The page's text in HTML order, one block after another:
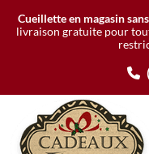
Cueillette en magasin
livraison gratuite pour